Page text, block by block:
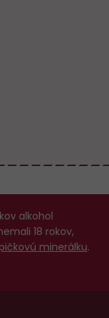
alkohol
18 rokov,
minerálku.